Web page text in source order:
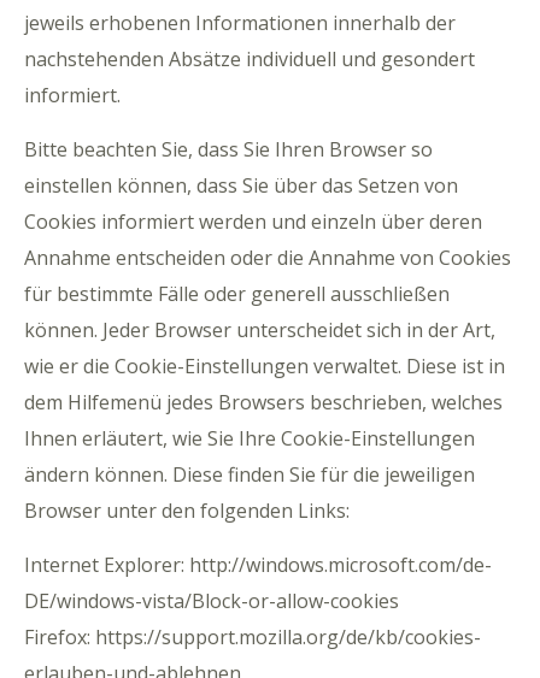
jeweils erhobenen Informationen innerhalb der
nachstehenden Absätze individuell und gesondert
informiert.
Bitte beachten Sie, dass Sie Ihren Browser so
einstellen können, dass Sie über das Setzen von
Cookies informiert werden und einzeln über deren
Annahme entscheiden oder die Annahme von Cookies
für bestimmte Fälle oder generell ausschließen
können. Jeder Browser unterscheidet sich in der Art,
wie er die Cookie-Einstellungen verwaltet. Diese ist in
dem Hilfemenü jedes Browsers beschrieben, welches
Ihnen erläutert, wie Sie Ihre Cookie-Einstellungen
ändern können. Diese finden Sie für die jeweiligen
Browser unter den folgenden Links:
Internet Explorer: http://windows.microsoft.com/de-
DE/windows-vista/Block-or-allow-cookies
Firefox: https://support.mozilla.org/de/kb/cookies-